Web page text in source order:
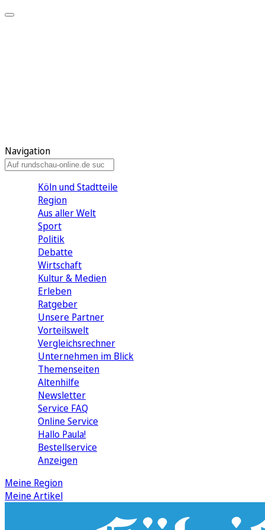
Navigation
Köln und Stadtteile
Region
Aus aller Welt
Sport
Politik
Debatte
Wirtschaft
Kultur & Medien
Erleben
Ratgeber
Unsere Partner
Vorteilswelt
Vergleichsrechner
Unternehmen im Blick
Themenseiten
Altenhilfe
Newsletter
Service FAQ
Online Service
Hallo Paula!
Bestellservice
Anzeigen
Meine Region
Meine Artikel